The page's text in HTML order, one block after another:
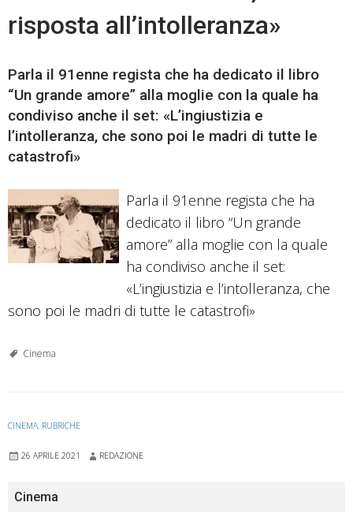
risposta all’intolleranza»
Parla il 91enne regista che ha dedicato il libro
“Un grande amore” alla moglie con la quale ha
condiviso anche il set: «L’ingiustizia e
l’intolleranza, che sono poi le madri di tutte le
catastrofi»
Parla il 91enne regista che ha
dedicato il libro “Un grande
amore” alla moglie con la quale
ha condiviso anche il set:
«L’ingiustizia e l’intolleranza, che
sono poi le madri di tutte le catastrofi»
Cinema
CINEMA, RUBRICHE
26 APRILE 2021 REDAZIONE
Cinema